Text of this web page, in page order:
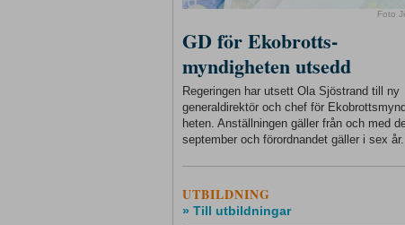
Foto
GD för Ekobrotts-
myndigheten utsedd
Regeringen har utsett Ola Sjöstrand till ny
generaldirektör och chef för
heten. Anställningen gäller från och med
september och förordnandet gäller i sex år.
UTBILDNING
» Till utbildningar